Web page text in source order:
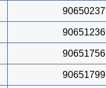
90650237
90651236
90651756
90651799